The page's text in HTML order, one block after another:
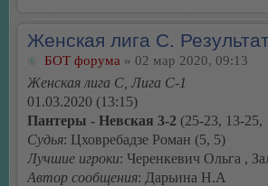
Женская лига С.
БОТ форума » 02 мар 2020, 09:13
Женская лига С, Лига С-1
01.03.2020 (13:15)
Пантеры - Невская 3-2 (25-23, 13-25,
Судья: Цховребадзе Роман (5, 5)
Лучшие игроки: Черенкевич Ольга ,
Автор сообщения: Дарьина Н.А